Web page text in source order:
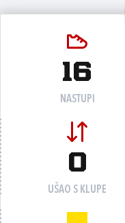
16
NASTUPI
0
UŠAO S KLUPE